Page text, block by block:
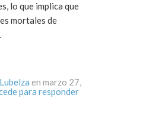
lo que implica que
mortales de
en marzo 27,
para responder